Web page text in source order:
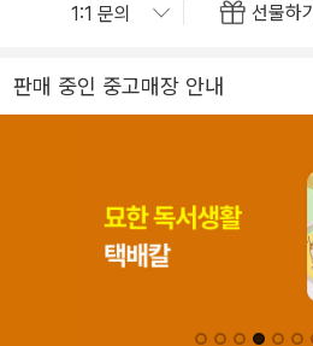
선물하기
판매 중인 중고매장 안내